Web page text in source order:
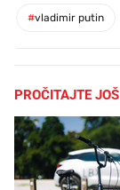
#vladimir putin
PROČITAJTE JOŠ